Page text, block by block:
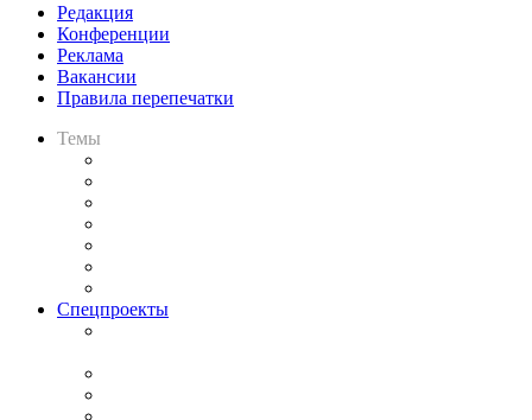
Редакция
Конференции
Реклама
Вакансии
Правила перепечатки
Темы
Спецпроекты